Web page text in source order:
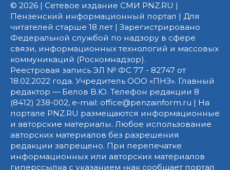
© 2026 | Сетевое издание СМИ PNZ.RU |
Пензенский информационный портал | Для
читателей старше 18 лет | Зарегистрировано
Федеральной службой по надзору в сфере
связи, информационных технологий и массовых
коммуникаций (Роскомнадзор).
Реестровая запись ЭЛ № ФС 77 - 82747 от
18.02.2022 года. Учредитель ООО «ПНЗ». Главный
редактор — Белов В.Ю. Телефон редакции 8
(8412) 238-002, e-mail: office@penzainform.ru | На
портале PNZ.RU размещаются информационные
и авторские материалы. Любое использование
авторских материалов без разрешения
редакции запрещено. При перепечатке
информационных или авторских материалов
гиперссылка с указанием «как сообщает портал